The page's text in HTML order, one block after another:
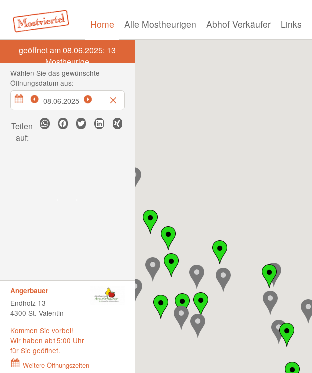
Home Alle Mostheurigen Abhof Verkäufer Links
geöffnet am 08.06.2025: 13
Mostheurige
Wählen Sie das gewünschte
Öffnungsdatum aus:
Teilen
auf:
Angerbauer
Endholz 13
4300 St. Valentin
Kommen Sie vorbei!
Wir haben ab15:00 Uhr
für Sie geöffnet.
Weitere Öffnungszeiten